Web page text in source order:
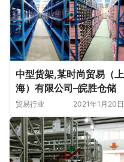
中型货架,某时尚贸易（上
海）有限公司–皖胜仓储
贸易行业 2021年1月20日